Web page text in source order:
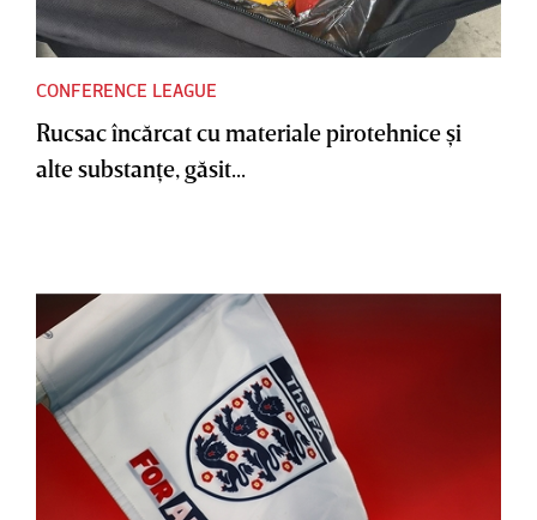
CONFERENCE LEAGUE
Rucsac încărcat cu materiale pirotehnice şi
alte substanţe, găsit...